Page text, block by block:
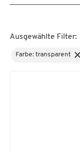
Ausgewählte Filter:
Farbe: transparent